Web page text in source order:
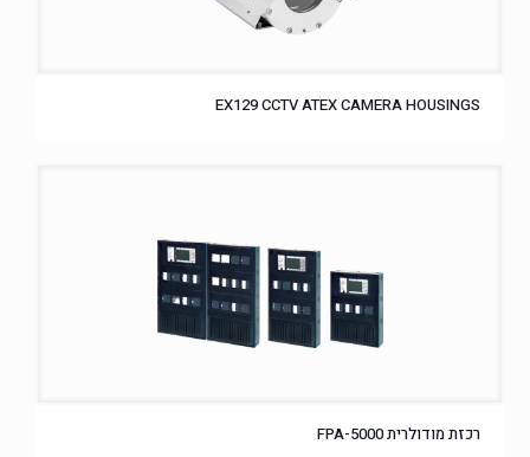
EX129 CCTV ATEX CAMERA HOUSINGS
רכזת מודולרית FPA-5000